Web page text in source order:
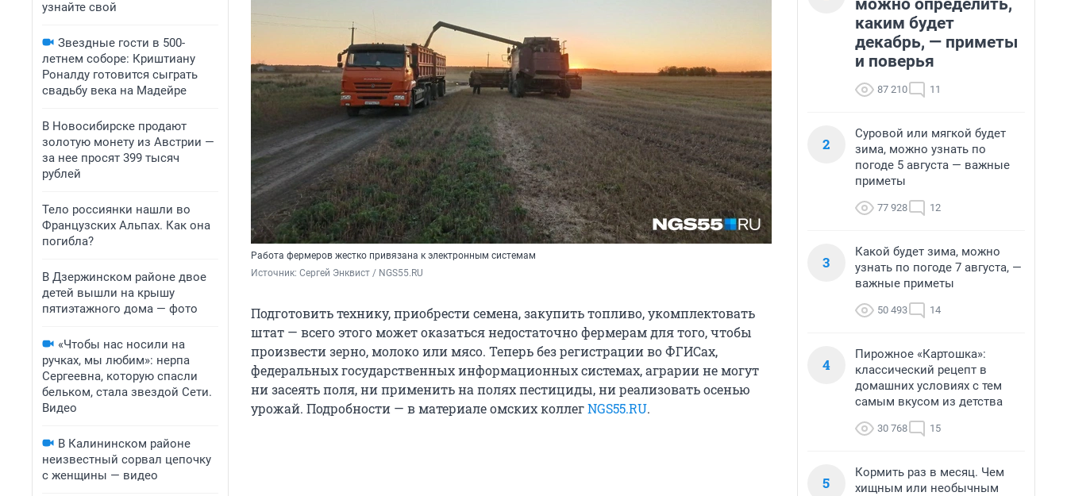
узнайте свой
Звездные гости в 500-
летнем соборе: Криштиану
Роналду готовится сыграть
свадьбу века на Мадейре
В Новосибирске продают
золотую монету из Австрии —
за нее просят 399 тысяч
рублей
Тело россиянки нашли во
Французских Альпах. Как она
погибла?
В Дзержинском районе двое
детей вышли на крышу
пятиэтажного дома — фото
«Чтобы нас носили на
ручках, мы любим»: нерпа
Сергеевна, которую спасли
бельком, стала звездой Сети.
Видео
В Калининском районе
неизвестный сорвал цепочку
с женщины — видео
Работа фермеров жестко привязана к электронным системам
Источник: Сергей Энквист / NGS55.RU
Подготовить технику, приобрести семена, закупить топливо, укомплектовать
штат — всего этого может оказаться недостаточно фермерам для того, чтобы
произвести зерно, молоко или мясо. Теперь без регистрации во ФГИСах,
федеральных государственных информационных системах, аграрии не могут
ни засеять поля, ни применить на полях пестициды, ни реализовать осенью
урожай. Подробности — в материале омских коллегNGS55.RU.
можно определить,
каким будет
декабрь, — приметы
и поверья
87 210 11
2
Суровой или мягкой будет
зима, можно узнать по
погоде 5 августа — важные
приметы
77 928 12
3
Какой будет зима, можно
узнать по погоде 7 августа, —
важные приметы
50 493 14
4
Пирожное «Картошка»:
классический рецепт в
домашних условиях с тем
самым вкусом из детства
30 768 15
5
Кормить раз в месяц. Чем
хищным или необычным